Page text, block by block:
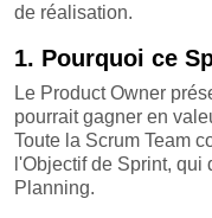
de réalisation.
1. Pourquoi ce
Le Product Owner
pourrait gagner en
Toute la Scrum Team
l'Objectif de Sprint,
Planning.